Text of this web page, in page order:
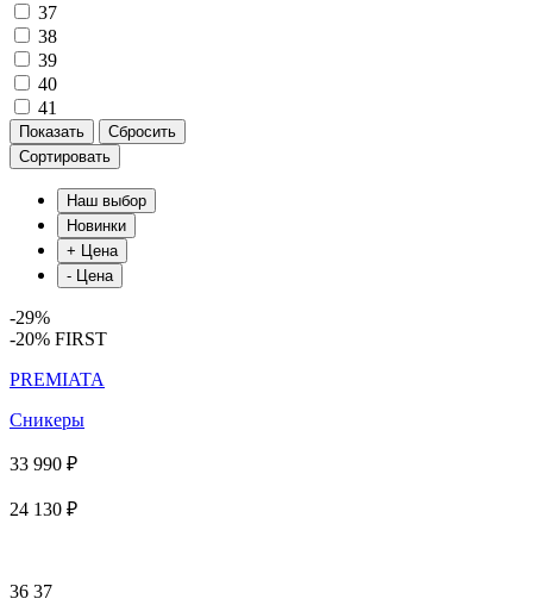
37
38
39
40
41
Сортировать
-29%
-20% FIRST
PREMIATA
Сникеры
33 990 ₽
24 130 ₽
36 37